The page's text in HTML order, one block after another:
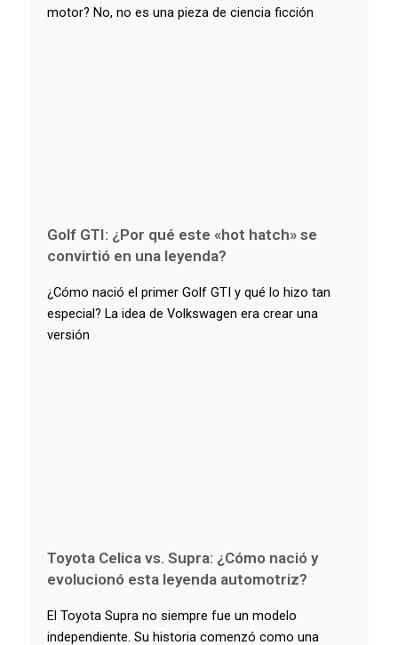
motor? No, no es una pieza de ciencia ficción
Golf GTI: ¿Por qué este «hot hatch» se
convirtió en una leyenda?
¿Cómo nació el primer Golf GTI y qué lo hizo tan
especial? La idea de Volkswagen era crear una
versión
Toyota Celica vs. Supra: ¿Cómo nació y
evolucionó esta leyenda automotriz?
El Toyota Supra no siempre fue un modelo
independiente. Su historia comenzó como una